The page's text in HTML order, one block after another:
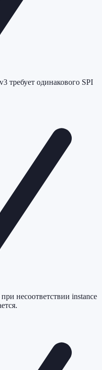
требует одинакового SPI
несоответствии instance